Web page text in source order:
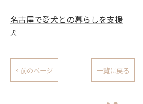
名古屋で愛犬との暮らしを支援
犬
< 前のページ 一覧に戻る